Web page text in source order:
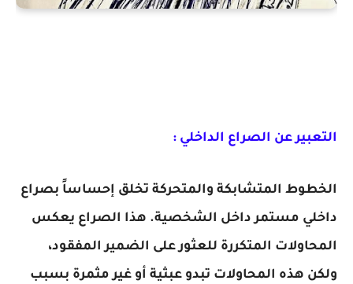
التعبير عن الصراع الداخلي :
الخطوط المتشابكة والمتحركة تخلق إحساساً بصراع
داخلي مستمر داخل الشخصية. هذا الصراع يعكس
المحاولات المتكررة للعثور على الضمير المفقود،
ولكن هذه المحاولات تبدو عبثية أو غير مثمرة بسبب